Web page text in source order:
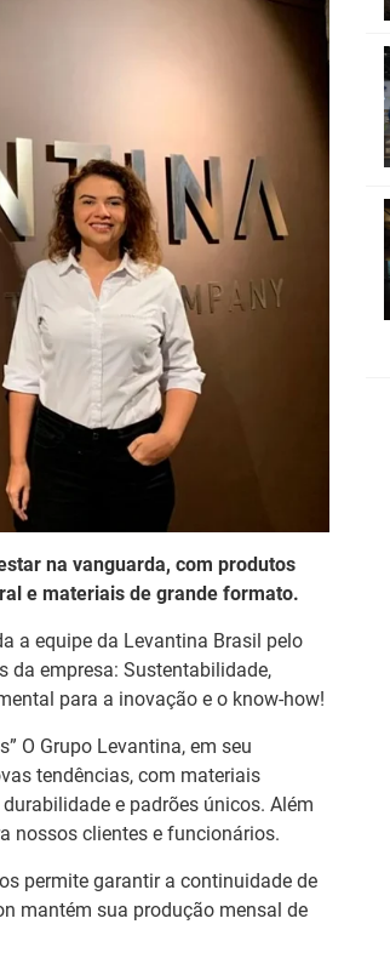
na vanguarda, com produtos
e materiais de grande formato.
a equipe da Levantina Brasil pelo
da empresa: Sustentabilidade,
para a inovação e o know-how!
O Grupo Levantina, em seu
tendências, com materiais
e padrões únicos. Além
nossos clientes e funcionários.
permite garantir a continuidade de
mantém sua produção mensal de